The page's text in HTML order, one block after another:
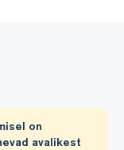
on
avalikest